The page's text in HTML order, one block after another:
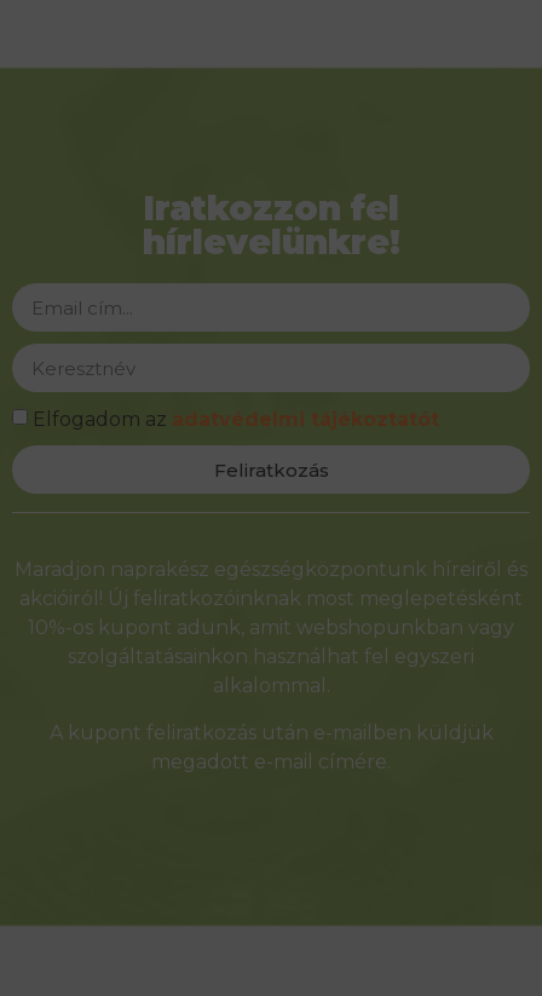
Iratkozzon fel
hírlevelünkre!
Elfogadom az adatvédelmi tájékoztatót
Feliratkozás
Alternative:
Maradjon naprakész egészségközpontunk híreiről és
akcióiról! Új feliratkozóinknak most meglepetésként
10%-os kupont adunk, amit webshopunkban vagy
szolgáltatásainkon használhat fel egyszeri
alkalommal.
A kupont feliratkozás után e-mailben küldjük
megadott e-mail címére.